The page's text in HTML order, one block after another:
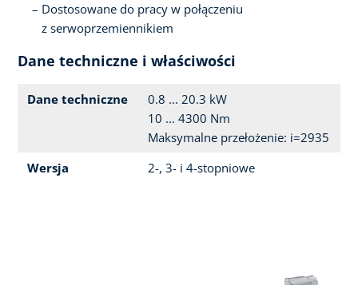
Dostosowane do pracy w połączeniu
z serwoprzemiennikiem
Dane techniczne i właściwości
Dane techniczne
0.8 ... 20.3 kW
10 ... 4300 Nm
Maksymalne przełożenie: i=2935
Wersja
2-, 3- i 4-stopniowe